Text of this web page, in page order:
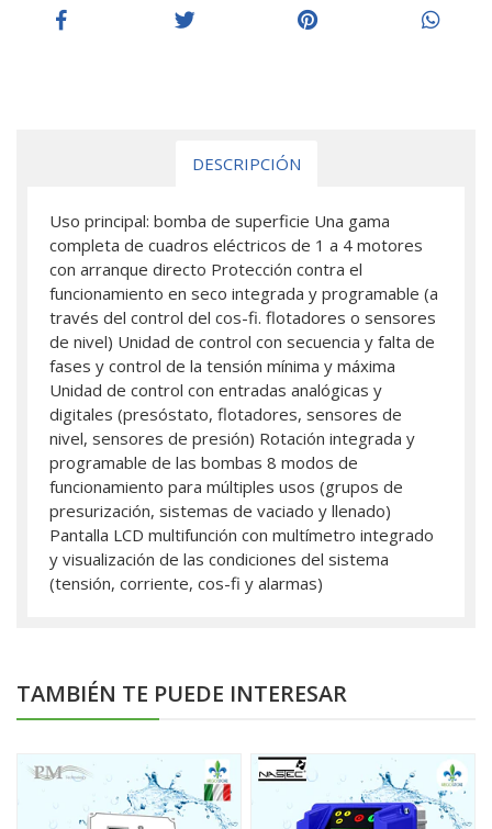
DESCRIPCIÓN
Uso principal: bomba de superficie Una gama
completa de cuadros eléctricos de 1 a 4 motores
con arranque directo Protección contra el
funcionamiento en seco integrada y programable (a
través del control del cos-fi. flotadores o sensores
de nivel) Unidad de control con secuencia y falta de
fases y control de la tensión mínima y máxima
Unidad de control con entradas analógicas y
digitales (presóstato, flotadores, sensores de
nivel, sensores de presión) Rotación integrada y
programable de las bombas 8 modos de
funcionamiento para múltiples usos (grupos de
presurización, sistemas de vaciado y llenado)
Pantalla LCD multifunción con multímetro integrado
y visualización de las condiciones del sistema
(tensión, corriente, cos-fi y alarmas)
TAMBIÉN TE PUEDE INTERESAR